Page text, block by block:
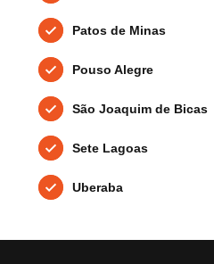
Patos de Minas
Pouso Alegre
São Joaquim de Bicas
Sete Lagoas
Uberaba